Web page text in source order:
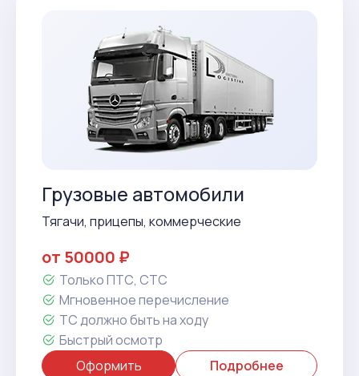
Грузовые автомобили
Тягачи, прицепы, коммерческие
от 50000 ₽
Только ПТС, СТС
Мгновенное перечисление
ТС должно быть на ходу
Быстрый осмотр
Оформить
Подробнее